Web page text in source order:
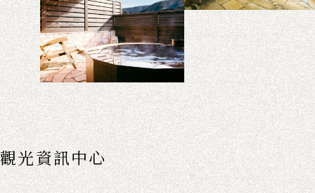
觀光資訊中心